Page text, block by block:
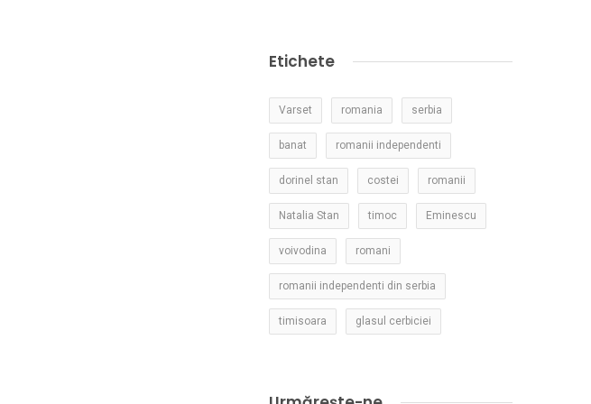
Etichete
Varset romania serbia
banat romanii independenti
dorinel stan costei romanii
Natalia Stan timoc Eminescu
voivodina romani
romanii independenti din serbia
timisoara glasul cerbiciei